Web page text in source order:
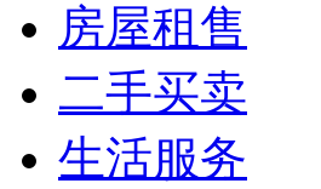
房屋租售
二手买卖
生活服务